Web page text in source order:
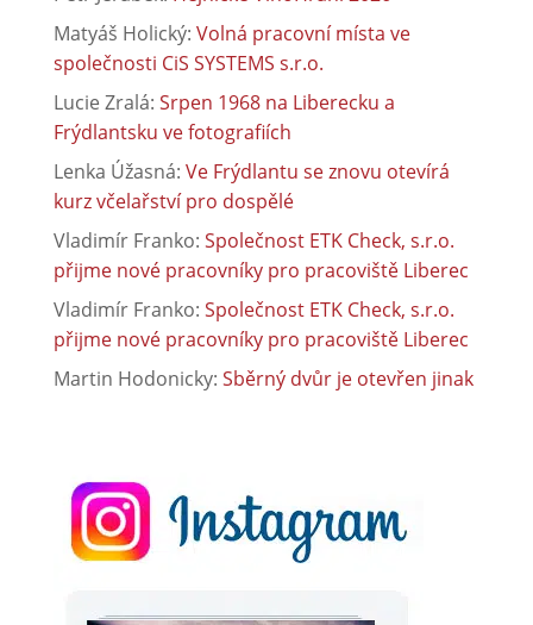
Matyáš Holický: Volná pracovní místa ve
společnosti CiS SYSTEMS s.r.o.
Lucie Zralá: Srpen 1968 na Liberecku a
Frýdlantsku ve fotografiích
Lenka Úžasná: Ve Frýdlantu se znovu otevírá
kurz včelařství pro dospělé
Vladimír Franko: Společnost ETK Check, s.r.o.
přijme nové pracovníky pro pracoviště Liberec
Vladimír Franko: Společnost ETK Check, s.r.o.
přijme nové pracovníky pro pracoviště Liberec
Martin Hodonicky: Sběrný dvůr je otevřen jinak